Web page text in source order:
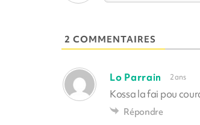
2 COMMENTAIRES
Lo Parrain 2 ans
Kossa la fai pou
Répondre